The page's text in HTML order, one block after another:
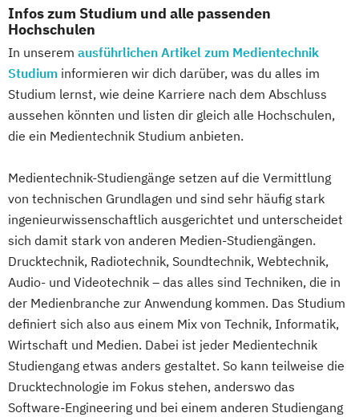
Infos zum Studium und alle passenden
Hochschulen
In unserem ausführlichen Artikel zum Medientechnik
Studium informieren wir dich darüber, was du alles im
Studium lernst, wie deine Karriere nach dem Abschluss
aussehen könnten und listen dir gleich alle Hochschulen,
die ein Medientechnik Studium anbieten.
Medientechnik-Studiengänge setzen auf die Vermittlung
von technischen Grundlagen und sind sehr häufig stark
ingenieurwissenschaftlich ausgerichtet und unterscheidet
sich damit stark von anderen Medien-Studiengängen.
Drucktechnik, Radiotechnik, Soundtechnik, Webtechnik,
Audio- und Videotechnik – das alles sind Techniken, die in
der Medienbranche zur Anwendung kommen. Das Studium
definiert sich also aus einem Mix von Technik, Informatik,
Wirtschaft und Medien. Dabei ist jeder Medientechnik
Studiengang etwas anders gestaltet. So kann teilweise die
Drucktechnologie im Fokus stehen, anderswo das
Software-Engineering und bei einem anderen Studiengang